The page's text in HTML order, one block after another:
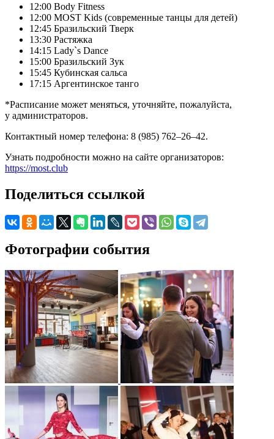
12:00 Body Fitness
12:00 MOST Kids (современные танцы для детей)
12:45 Бразильский Тверк
13:30 Растяжка
14:15 Lady`s Dance
15:00 Бразильский Зук
15:45 Кубинская сальса
17:15 Аргентинское танго
*Расписание может меняться, уточняйте, пожалуйста,
у администраторов.
Контактный номер телефона: 8 (985) 762–26–42.
Узнать подробности можно на сайте организаторов:
https://most.club
Поделиться ссылкой
Фотографии события